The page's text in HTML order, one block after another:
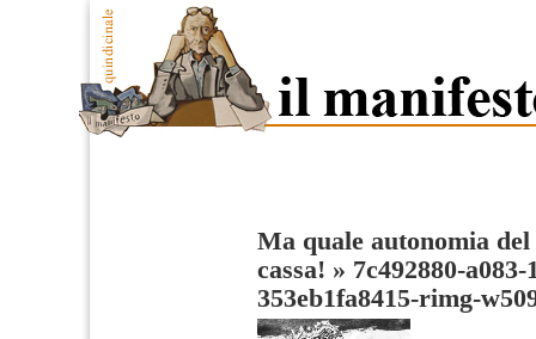
Ma quale autonomia
cassa! » 7c492880-a083-
353eb1fa8415-rimg-